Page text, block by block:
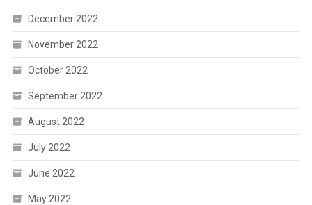
December 2022
November 2022
October 2022
September 2022
August 2022
July 2022
June 2022
May 2022